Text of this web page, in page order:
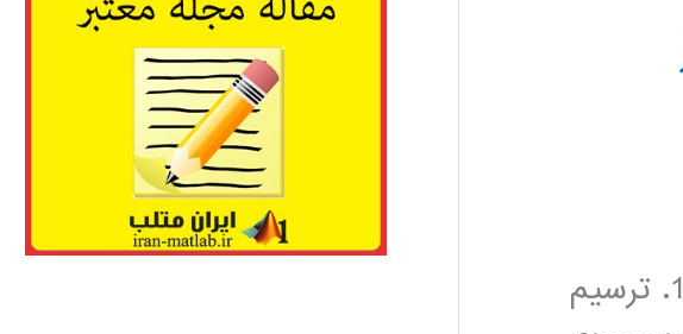
به ترسیمات دوبعدی و مشخصات نمودارها است را مطالعه نمایید. 1. ترسیم